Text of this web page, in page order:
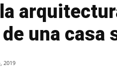
de una casa
2019